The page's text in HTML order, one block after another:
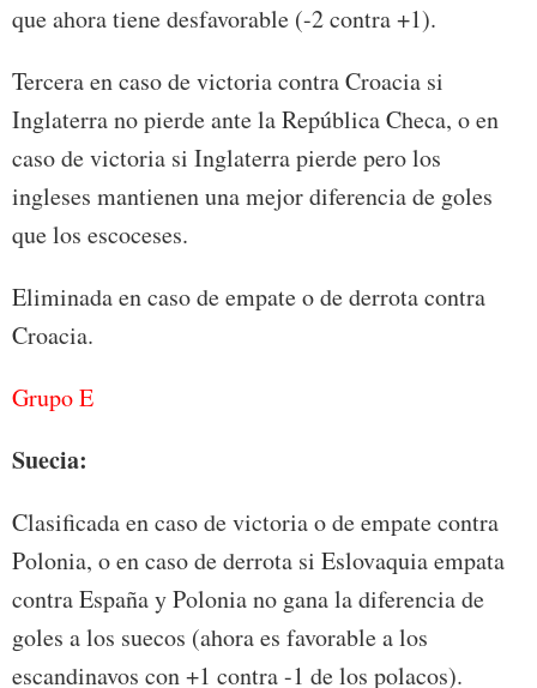
que ahora tiene desfavorable (-2 contra +1).
Tercera en caso de victoria contra Croacia si
Inglaterra no pierde ante la República Checa, o en
caso de victoria si Inglaterra pierde pero los
ingleses mantienen una mejor diferencia de goles
que los escoceses.
Eliminada en caso de empate o de derrota contra
Croacia.
Grupo E
Suecia:
Clasificada en caso de victoria o de empate contra
Polonia, o en caso de derrota si Eslovaquia empata
contra España y Polonia no gana la diferencia de
goles a los suecos (ahora es favorable a los
escandinavos con +1 contra -1 de los polacos).